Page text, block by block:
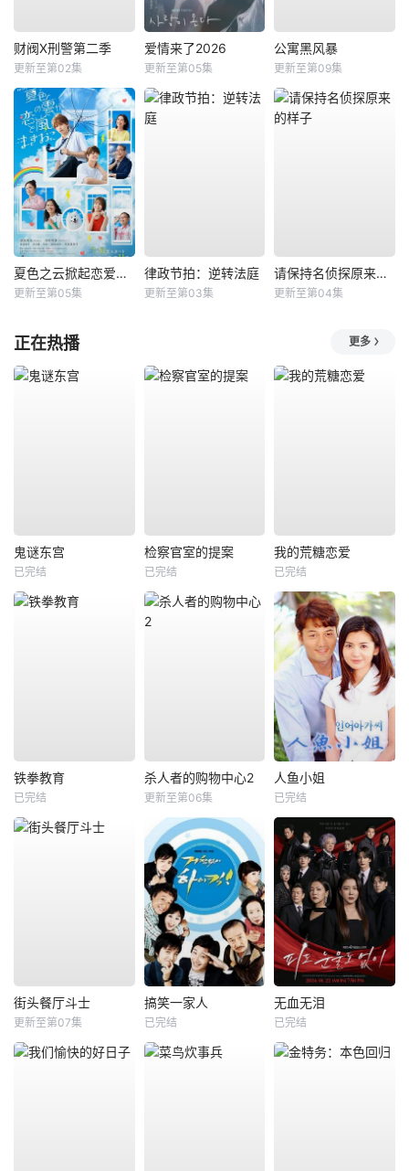
财阀X刑警第二季
更新至第02集
爱情来了2026
更新至第05集
公寓黑风暴
更新至第09集
夏色之云掀起恋爱与风暴
更新至第05集
律政节拍：逆转法庭
更新至第03集
请保持名侦探原来的样子
更新至第04集
正在热播 更多
鬼谜东宫
已完结
检察官室的提案
已完结
我的荒糖恋爱
已完结
铁拳教育
已完结
杀人者的购物中心2
更新至第06集
人鱼小姐
已完结
街头餐厅斗士
更新至第07集
搞笑一家人
已完结
无血无泪
已完结